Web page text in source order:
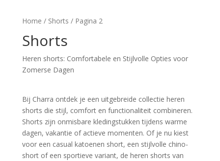
Home / Shorts / Pagina 2
Shorts
Heren shorts: Comfortabele en Stijlvolle Opties voor
Zomerse Dagen
Bij Charra ontdek je een uitgebreide collectie heren
shorts die stijl, comfort en functionaliteit combineren.
Shorts zijn onmisbare kledingstukken tijdens warme
dagen, vakantie of actieve momenten. Of je nu kiest
voor een casual katoenen short, een stijlvolle chino-
short of een sportieve variant, de heren shorts van